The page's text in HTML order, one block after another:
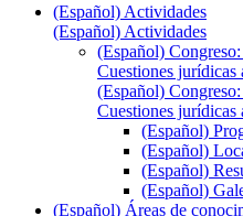
(Español) Actividades
(Español) Actividades
(Español)
Cuestiones jurídicas
(Español)
Cuestiones jurídicas
(Español)
(Español)
(Español)
(Español)
(Español) Áreas de